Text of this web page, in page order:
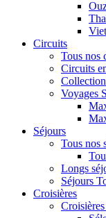
Circuits
Tous nos
Circuits
Voyages
Séjours
Tous nos
Longs
Séjours
Croisières